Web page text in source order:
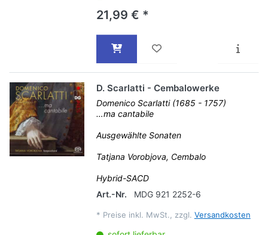
21,99 € *
D. Scarlatti - Cembalowerke
Domenico Scarlatti (1685 - 1757)
…ma cantabile
Ausgewählte Sonaten
Tatjana Vorobjova, Cembalo
Hybrid-SACD
Art.-Nr.
MDG 921 2252-6
* Preise inkl. MwSt., zzgl. Versandkosten